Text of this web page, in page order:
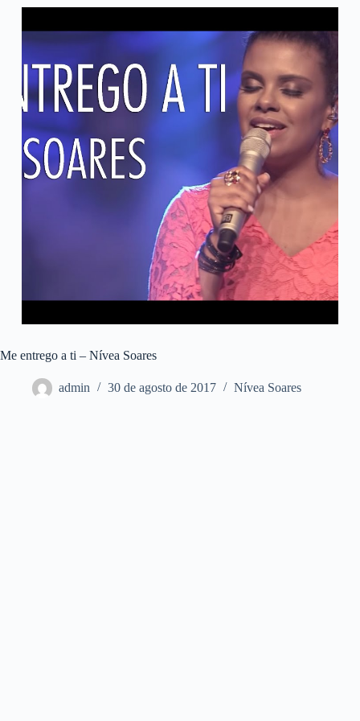
Me entrego a ti – Nívea Soares
admin 30 de agosto de 2017 Nívea Soares